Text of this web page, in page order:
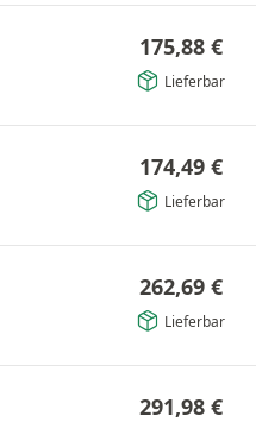
175,88 €
Lieferbar
174,49 €
Lieferbar
262,69 €
Lieferbar
291,98 €